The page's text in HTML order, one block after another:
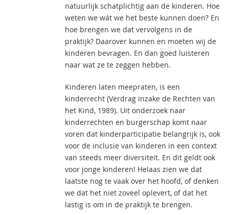
natuurlijk schatplichtig aan de kinderen. Hoe
weten we wát we het beste kunnen doen? En
hoe brengen we dat vervolgens in de
praktijk? Daarover kunnen en moeten wij de
kinderen bevragen. En dan goed luisteren
naar wat ze te zeggen hebben.
Kinderen laten meepraten, is een
kinderrecht (Verdrag inzake de Rechten van
het Kind, 1989). Uit onderzoek naar
kinderrechten en burgerschap komt naar
voren dat kinderparticipatie belangrijk is, ook
voor de inclusie van kinderen in een context
van steeds meer diversiteit. En dit geldt ook
voor jonge kinderen! Helaas zien we dat
laatste nog te vaak over het hoofd, of denken
we dat het niet zoveel oplevert, of dat het
lastig is om in de praktijk te brengen.